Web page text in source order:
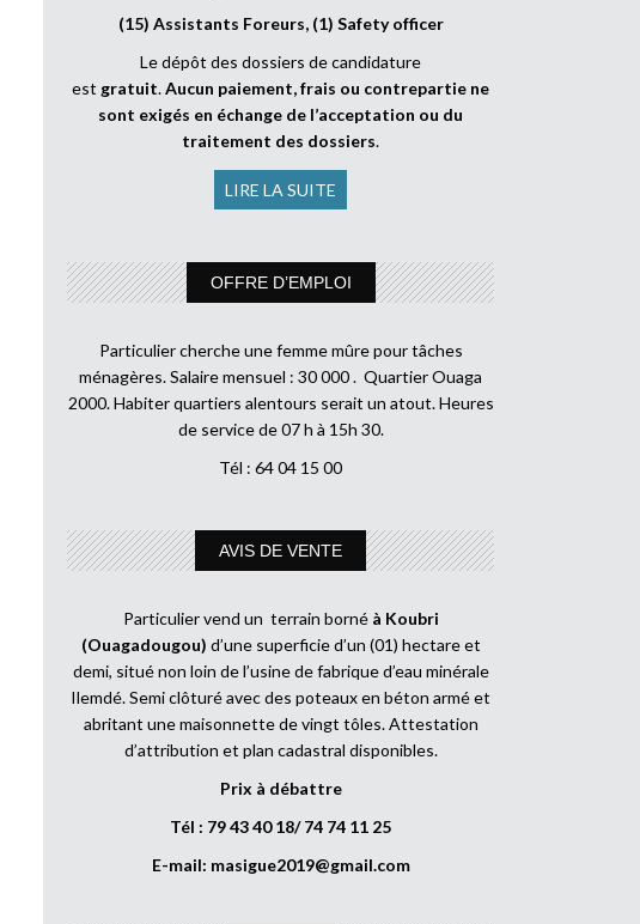
(15) Assistants Foreurs, (1) Safety officer
Le dépôt des dossiers de candidature
est gratuit.Aucun paiement, frais ou contrepartie ne
sont exigés en échange de l’acceptation ou du
traitement des dossiers.
LIRE LA SUITE
OFFRE D’EMPLOI
Particulier cherche une femme mûre pour tâches
ménagères. Salaire mensuel : 30 000 . Quartier Ouaga
2000. Habiter quartiers alentours serait un atout. Heures
de service de 07 h à 15h 30.
Tél : 64 04 15 00
AVIS DE VENTE
Particulier vend un terrain borné à Koubri
(Ouagadougou) d’une superficie d’un (01) hectare et
demi, situé non loin de l’usine de fabrique d’eau minérale
Ilemdé. Semi clôturé avec des poteaux en béton armé et
abritant une maisonnette de vingt tôles. Attestation
d’attribution et plan cadastral disponibles.
Prix à débattre
Tél : 79 43 40 18/ 74 74 11 25
E-mail: masigue2019@gmail.com